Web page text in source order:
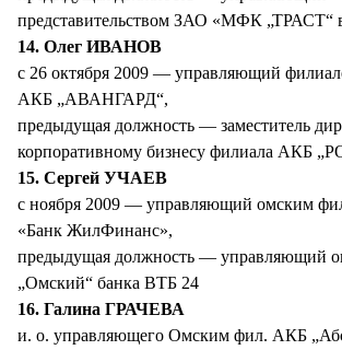
представительством ЗАО «МФК „ТРАСТ“
14. Олег ИВАНОВ
с 26 октября 2009 — управляющий
АКБ „АВАНГАРД“,
предыдущая должность — заместитель
корпоративному бизнесу филиала АКБ
15. Сергей УЧАЕВ
с ноября 2009 — управляющий омским
«Банк ЖилФинанс»,
предыдущая должность — управляющий
„Омский“ банка ВТБ 24
16. Галина ГРАЧЕВА
и. о. управляющего Омским фил. АКБ